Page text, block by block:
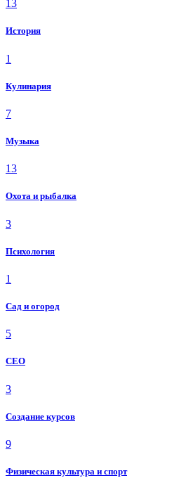
13
История
1
Кулинария
7
Музыка
13
Охота и рыбалка
3
Психология
1
Сад и огород
5
СЕО
3
Создание курсов
9
Физическая культура и спорт